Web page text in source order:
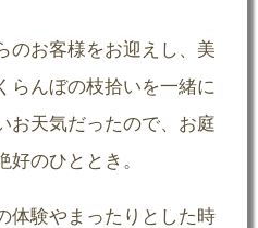
のお客様をお迎えし、美
らんぼの枝拾いを一緒に
お天気だったので、お庭
好のひととき。
体験やまったりとした時